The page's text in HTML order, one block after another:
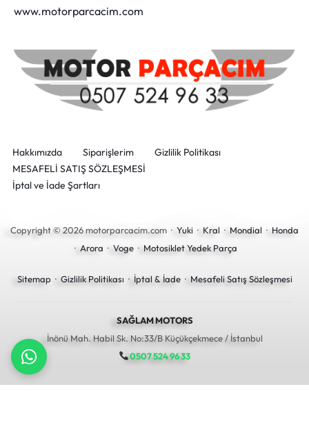
www.motorparcacim.com
Hakkımızda Siparişlerim
Gizlilik Politikası
MESAFELİ SATIŞ SÖZLEŞMESİ
İptal ve İade Şartları
Copyright © 2026 motorparcacim.com · Yuki · Kral · Mondial · Honda
· Arora · Voge· Motosiklet Yedek Parça
Sitemap · Gizlilik Politikası · İptal & İade· Mesafeli Satış Sözleşmesi
SAĞLAM MOTORS
İnönü Mah. Habil Sk. No:33/B Küçükçekmece / İstanbul
0507 524 96 33